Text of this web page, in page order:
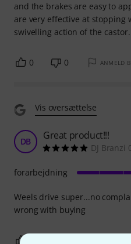
and the brakes are easy to
are very effective at stopping
swivelling action of the castor.
0 0 ANMELD
Vis oversættelse
DB Great product!!!
DJ Branzi
Weels drive super...no
wrong with buying
forarbejdning